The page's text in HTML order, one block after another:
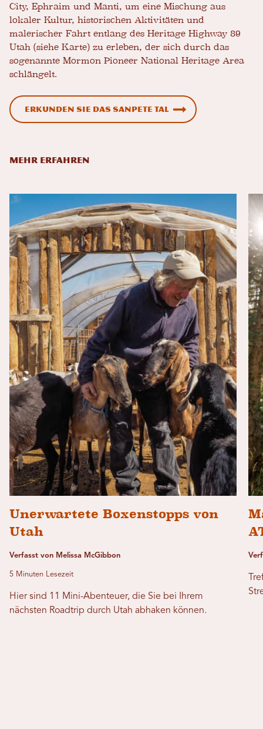
City, Ephraim und Manti, um eine Mischung aus
lokaler Kultur, historischen Aktivitäten und
malerischer Fahrt entlang des Heritage Highway 89
Utah (siehe Karte) zu erleben, der sich durch das
sogenannte Mormon Pioneer National Heritage Area
schlängelt.
Erkunden Sie das Sanpete Tal
MEHR ERFAHREN
Unerwartete Boxenstopps von
Utah
Verfasst von Melissa McGibbon
5 Minuten Lesezeit
Hier sind 11 Mini-Abenteuer, die Sie bei Ihrem
nächsten Roadtrip durch Utah abhaken können.